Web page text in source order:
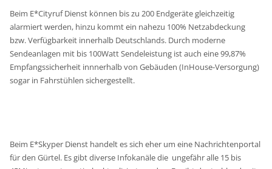
Beim E*Cityruf Dienst können bis zu 200 Endgeräte gleichzeitig
alarmiert werden, hinzu kommt ein nahezu 100% Netzabdeckung
bzw. Verfügbarkeit innerhalb Deutschlands. Durch moderne
Sendeanlagen mit bis 100Watt Sendeleistung ist auch eine 99,87%
Empfangssicherheit innnerhalb von Gebäuden (InHouse-Versorgung)
sogar in Fahrstühlen sichergestellt.
Beim E*Skyper Dienst handelt es sich eher um eine Nachrichtenportal
für den Gürtel. Es gibt diverse Infokanäle die ungefähr alle 15 bis